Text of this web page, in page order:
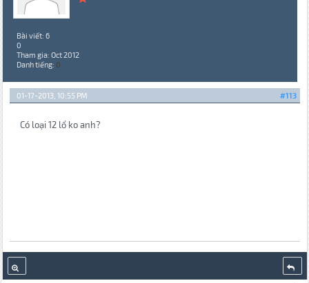
Bài viết: 6
0
Tham gia: Oct 2012
Danh tiếng: 0
#113
01-17-2013, 10:55 PM
Có loại 12 lổ ko anh?